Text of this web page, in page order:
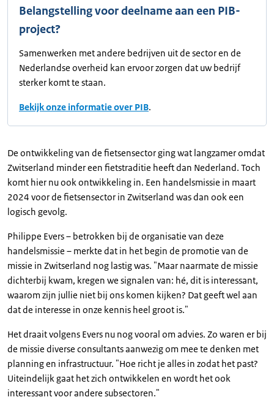
Belangstelling voor deelname aan een PIB-
project?
Samenwerken met andere bedrijven uit de sector en de
Nederlandse overheid kan ervoor zorgen dat uw bedrijf
sterker komt te staan.
Bekijk onze informatie over PIB.
De ontwikkeling van de fietsensector ging wat langzamer omdat
Zwitserland minder een fietstraditie heeft dan Nederland. Toch
komt hier nu ook ontwikkeling in. Een handelsmissie in maart
2024 voor de fietsensector in Zwitserland was dan ook een
logisch gevolg.
Philippe Evers – betrokken bij de organisatie van deze
handelsmissie – merkte dat in het begin de promotie van de
missie in Zwitserland nog lastig was. "Maar naarmate de missie
dichterbij kwam, kregen we signalen van: hé, dit is interessant,
waarom zijn jullie niet bij ons komen kijken? Dat geeft wel aan
dat de interesse in onze kennis heel groot is."
Het draait volgens Evers nu nog vooral om advies. Zo waren er bij
de missie diverse consultants aanwezig om mee te denken met
planning en infrastructuur. "Hoe richt je alles in zodat het past?
Uiteindelijk gaat het zich ontwikkelen en wordt het ook
interessant voor andere subsectoren."